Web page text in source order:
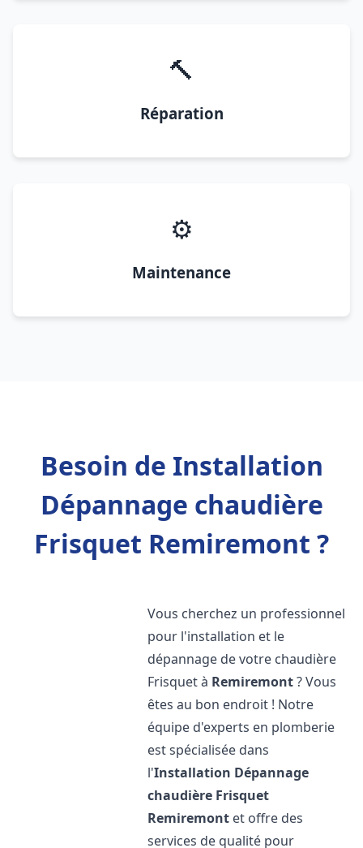
🔨
Réparation
⚙️
Maintenance
Besoin de Installation
Dépannage chaudière
Frisquet Remiremont ?
Vous cherchez un professionnel
pour l'installation et le
dépannage de votre chaudière
Frisquet à Remiremont? Vous
êtes au bon endroit ! Notre
équipe d'experts en plomberie
est spécialisée dans
l'Installation Dépannage
chaudière Frisquet
Remiremont et offre des
services de qualité pour